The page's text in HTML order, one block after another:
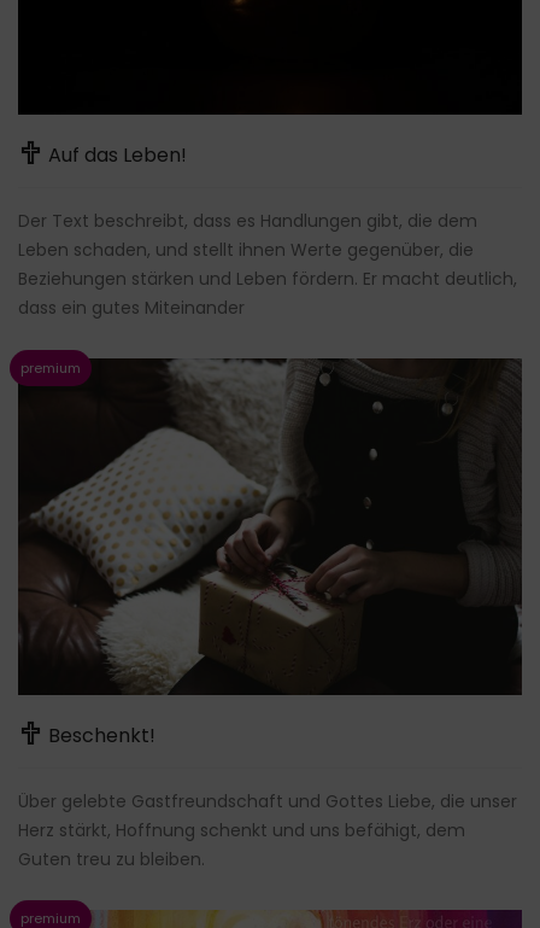
Auf das Leben!
Der Text beschreibt, dass es Handlungen gibt, die dem
Leben schaden, und stellt ihnen Werte gegenüber, die
Beziehungen stärken und Leben fördern. Er macht deutlich,
dass ein gutes Miteinander
Beschenkt!
Über gelebte Gastfreundschaft und Gottes Liebe, die unser
Herz stärkt, Hoffnung schenkt und uns befähigt, dem
Guten treu zu bleiben.